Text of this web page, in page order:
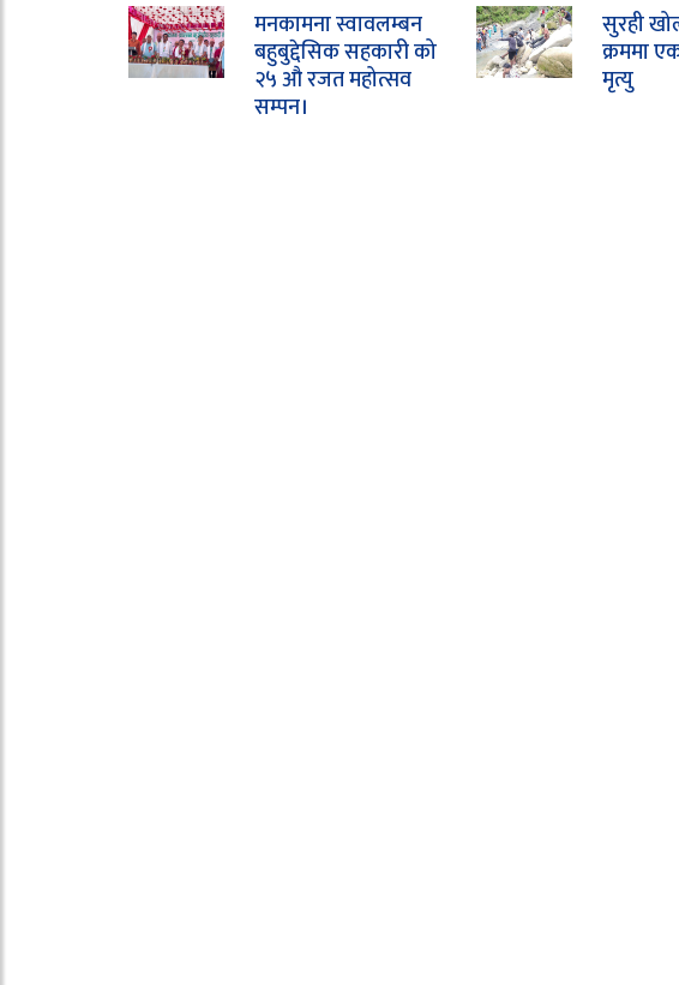
मनकामना स्वावलम्बन
बहुबुद्देसिक सहकारी को
२५ औ रजत महोत्सव
सम्पन।
सुरही
क्रममा
मृत्यु